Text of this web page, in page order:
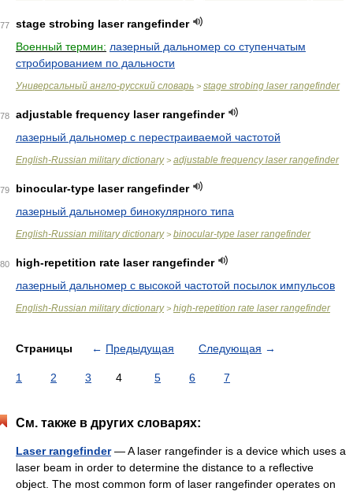
77
stage strobing laser rangefinder
Военный термин: лазерный дальномер со ступенчатым
стробированием по дальности
Универсальный англо-русский словарь > stage strobing laser rangefinder
78
adjustable frequency laser rangefinder
лазерный дальномер с перестраиваемой частотой
English-Russian military dictionary> adjustable frequency laser rangefinder
79
binocular-type laser rangefinder
лазерный дальномер бинокулярного типа
English-Russian military dictionary> binocular-type laser rangefinder
80
high-repetition rate laser rangefinder
лазерный дальномер с высокой частотой посылок импульсов
English-Russian military dictionary> high-repetition rate laser rangefinder
Страницы ← Предыдущая Следующая →
1 2 3 4 5 6 7
См. также в других словарях:
Laser rangefinder— A laser rangefinder is a device which uses a
laser beam in order to determine the distance to a reflective
object. The most common form of laser rangefinder operates on